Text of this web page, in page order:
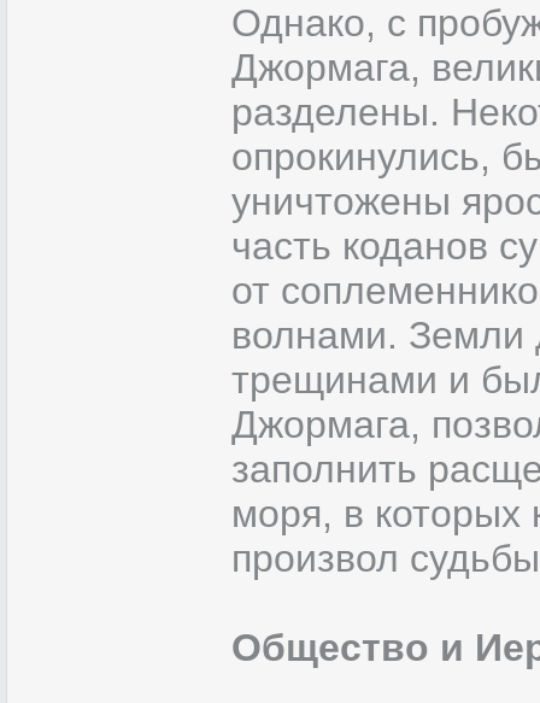
Однако, с
Джормага,
разделены.
опрокинулись,
уничтожены
часть коданов
от
волнами. Земли
трещинами и
Джормага,
заполнить
моря, в
произвол
Общество и